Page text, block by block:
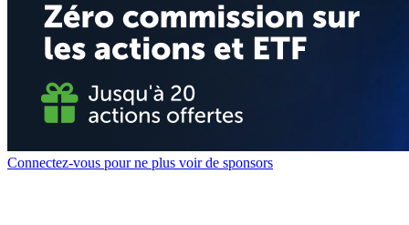
Connectez-vous pour ne plus voir de sponsors